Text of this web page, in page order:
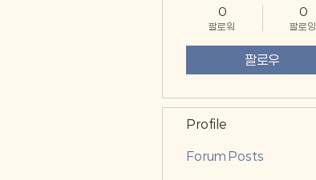
0
팔로워
0
팔로잉
팔로우
Profile
Forum Posts